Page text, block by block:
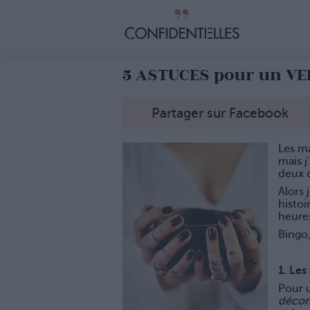
5 ASTUCES pour un
Partager sur Facebook
Les
mais
deux
Alors
1.
Pour